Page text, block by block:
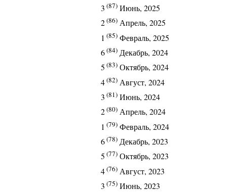
3 (87) Июнь, 2025
2(86) Апрель, 2025
1 (85) Февраль, 2025
6(84) Декабрь, 2024
5 (83) Октябрь, 2024
4(82) Август, 2024
3 (81) Июнь, 2024
2(80) Апрель, 2024
1 (79) Февраль, 2024
6(78) Декабрь, 2023
5 (77) Октябрь, 2023
4(76) Август, 2023
3 (75) Июнь, 2023